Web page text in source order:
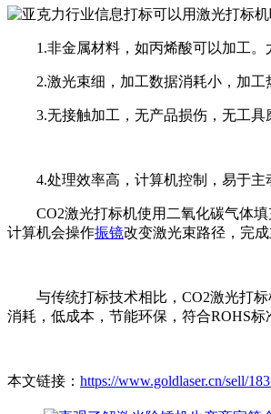
1.非金属材料，如丙烯酸可以加工。
2.激光束细，加工数据消耗小，加工
3.无接触加工，无产品损伤，无工具
4.处理效率高，计算机控制，易于主
CO2激光打标机使用二氧化碳气体填
计算机会操作振镜改变激光束路径，完成
与传统打标技术相比，CO2激光打标
消耗，低成本，节能环保，符合ROHS标
本文链接： https://www.goldlaser.cn/sell/